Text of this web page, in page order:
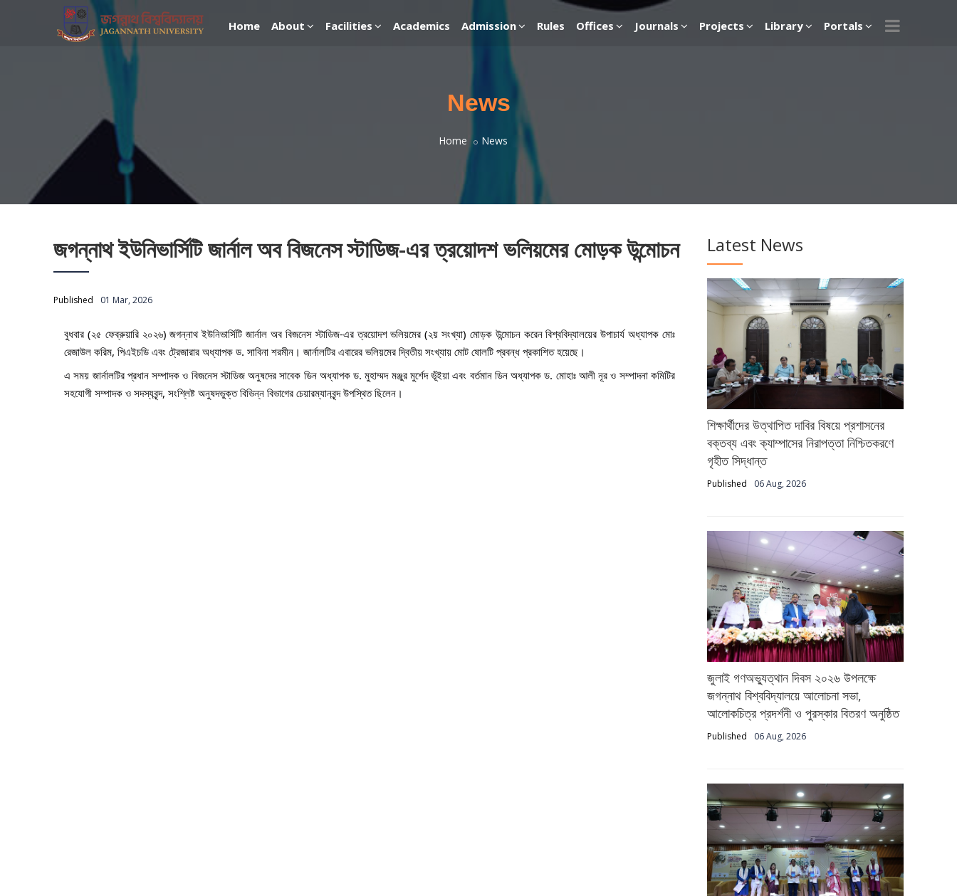
Home About Facilities Academics Admission Rules Offices Journals Projects Library Portals
News
Home News
জগন্নাথ ইউনিভার্সিটি জার্নাল অব বিজনেস স্টাডিজ-এর ত্রয়োদশ ভলিয়মের মোড়ক উন্মোচন
Published 01 Mar, 2026
বুধবার (২৫ ফেব্রুয়ারি ২০২৬) জগন্নাথ ইউনিভার্সিটি জার্নাল অব বিজনেস স্টাডিজ-এর ত্রয়োদশ ভলিয়মের (২য় সংখ্যা) মোড়ক উন্মোচন করেন বিশ্ববিদ্যালয়ের উপাচার্য অধ্যাপক মোঃ
রেজাউল করিম, পিএইচডি এবং ট্রেজারার অধ্যাপক ড. সাবিনা শরমীন। জার্নালটির এবারের ভলিয়মের দ্বিতীয় সংখ্যায় মোট ষোলটি প্রবন্ধ প্রকাশিত হয়েছে।
এ সময় জার্নালটির প্রধান সম্পাদক ও বিজনেস স্টাডিজ অনুষদের সাবেক ডিন অধ্যাপক ড. মুহাম্মদ মঞ্জুর মুর্শেদ ভূঁইয়া এবং বর্তমান ডিন অধ্যাপক ড. মোহাঃ আলী নূর ও সম্পাদনা কমিটির
সহযোগী সম্পাদক ও সদস্যবৃন্দ, সংশ্লিষ্ট অনুষদভুক্ত বিভিন্ন বিভাগের চেয়ারম্যানবৃন্দ উপস্থিত ছিলেন।
Latest News
শিক্ষার্থীদের উত্থাপিত দাবির বিষয়ে প্রশাসনের
বক্তব্য এবং ক্যাম্পাসের নিরাপত্তা নিশ্চিতকরণে
গৃহীত সিদ্ধান্ত
Published 06 Aug, 2026
জুলাই গণঅভ্যুত্থান দিবস ২০২৬ উপলক্ষে
জগন্নাথ বিশ্ববিদ্যালয়ে আলোচনা সভা,
আলোকচিত্র প্রদর্শনী ও পুরস্কার বিতরণ অনুষ্ঠিত
Published 06 Aug, 2026